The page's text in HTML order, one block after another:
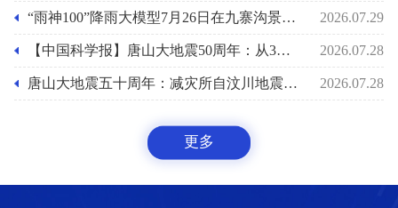
“雨神100”降雨大模型7月26日在九寨沟景区泥石流前2小时预报其最大小时雨强29mm/小时 2026.07.29
【中国科学报】唐山大地震50周年：从3小时速报到61秒预警 2026.07.28
唐山大地震五十周年：减灾所自汶川地震后十八年助力国家预警能力之路 2026.07.28
更多